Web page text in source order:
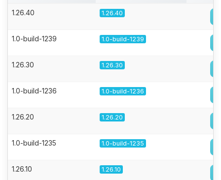
1.26.40 1.26.40
1.0-build-1239 1.0-build-1239
1.26.30 1.26.30
1.0-build-1236 1.0-build-1236
1.26.20 1.26.20
1.0-build-1235 1.0-build-1235
1.26.10 1.26.10